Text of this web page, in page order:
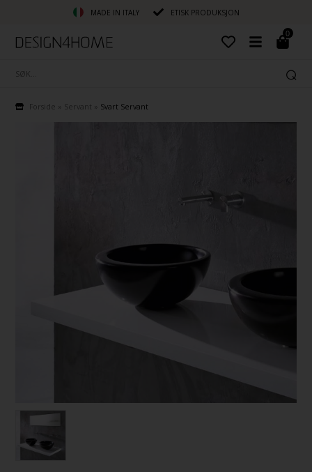
MADE IN ITALY ETISK PRODUKSJON
0
Forside Servant Svart Servant